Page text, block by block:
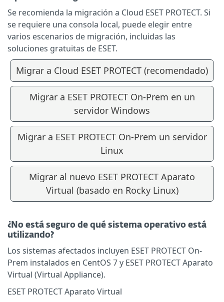
Se recomienda la migración a Cloud ESET PROTECT. Si
se requiere una consola local, puede elegir entre
varios escenarios de migración, incluidas las
soluciones gratuitas de ESET.
Migrar a Cloud ESET PROTECT (recomendado)
Migrar a ESET PROTECT On-Prem en un
servidor Windows
Migrar a ESET PROTECT On-Prem un servidor
Linux
Migrar al nuevo ESET PROTECT Aparato
Virtual (basado en Rocky Linux)
¿No está seguro de qué sistema operativo está
utilizando?
Los sistemas afectados incluyen ESET PROTECT On-
Prem instalados en CentOS 7 y ESET PROTECT Aparato
Virtual (Virtual Appliance).
ESET PROTECT Aparato Virtual